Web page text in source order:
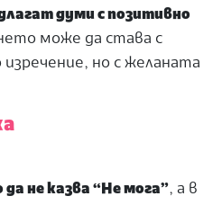
думи с позитивно
може да става с
но с желаната
не казва “Не мога”, а в